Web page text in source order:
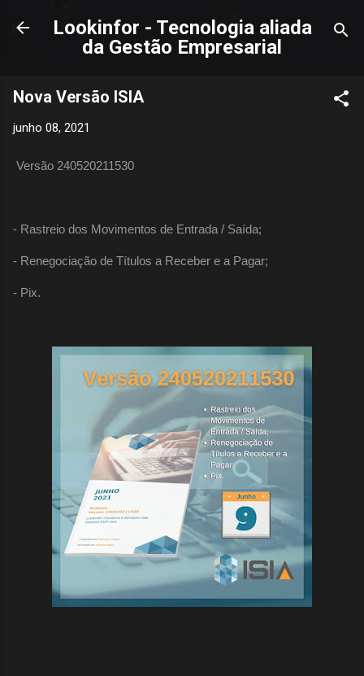
Pular para o conteúdo principal
Lookinfor - Tecnologia aliada
da Gestão Empresarial
Nova Versão ISIA
junho 08, 2021
Versão 240520211530
- Rastreio dos Movimentos de Entrada / Saída;
- Renegociação de Títulos a Receber e a Pagar;
- Pix.